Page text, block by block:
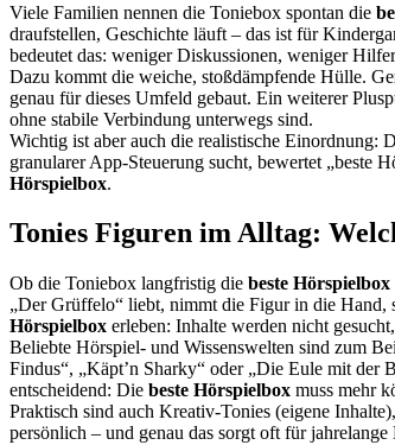
Viele Familien nennen die Toniebox spontan die
draufstellen, Geschichte läuft – das ist für
bedeutet das: weniger Diskussionen, weniger
Dazu kommt die weiche, stoßdämpfende Hülle.
genau für dieses Umfeld gebaut. Ein weiterer
ohne stabile Verbindung unterwegs sind.
Wichtig ist aber auch die realistische Einordnung:
granularer App-Steuerung sucht, bewertet „beste
Hörspielbox.
Tonies Figuren im Alltag:
Ob die Toniebox langfristig die beste Hörspielbox
„Der Grüffelo“ liebt, nimmt die Figur in die Hand,
Hörspielbox erleben: Inhalte werden nicht
Beliebte Hörspiel- und Wissenswelten sind zum
Findus“, „Käpt’n Sharky“ oder „Die Eule mit der
entscheidend: Die beste Hörspielbox muss mehr
Praktisch sind auch Kreativ-Tonies (eigene
persönlich – und genau das sorgt oft für